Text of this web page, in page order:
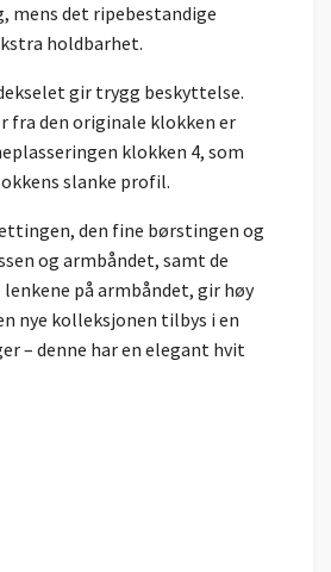
mens det ripebestandige
holdbarhet.
gir trygg beskyttelse.
fra den originale klokken er
klokken 4, som
slanke profil.
den fine børstingen og
og armbåndet, samt de
på armbåndet, gir høy
nye kolleksjonen tilbys i en
– denne har en elegant hvit